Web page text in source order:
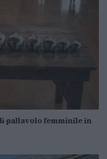
pallavolo femminile in